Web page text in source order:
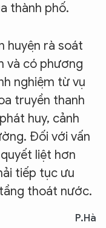
thành phố.
huyện rà soát
và có phương
nghiệm từ vụ
truyền thanh
huy, cảnh
Đối với vấn
liệt hơn
tiếp tục ưu
thoát nước.
P.Hà